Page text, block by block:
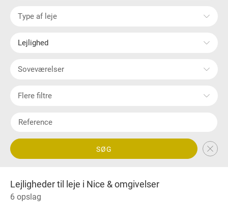
Type af leje
Lejlighed
Soveværelser
Flere filtre
SØG
Lejligheder til leje i Nice & omgivelser
6 opslag